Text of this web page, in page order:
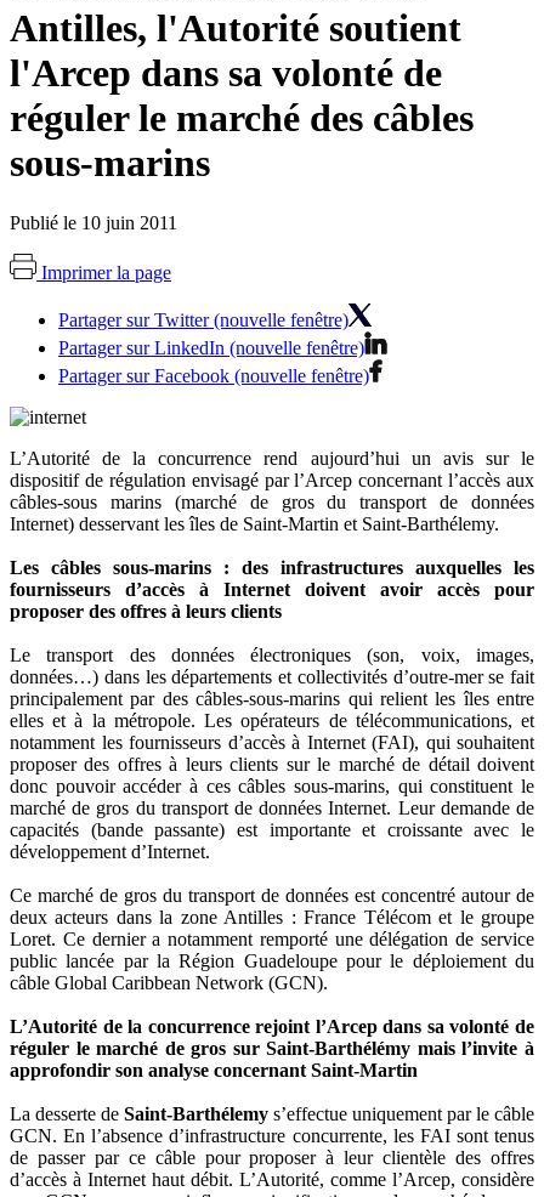
Antilles, l'Autorité soutient
l'Arcep dans sa volonté de
réguler le marché des câbles
sous-marins
Publié le 10 juin 2011
Imprimer la page
Partager sur Twitter (nouvelle fenêtre)
Partager sur LinkedIn (nouvelle fenêtre)
Partager sur Facebook (nouvelle fenêtre)
L’Autorité de la concurrence rend aujourd’hui un avis sur le
dispositif de régulation envisagé par l’Arcep concernant l’accès aux
câbles-sous marins (marché de gros du transport de données
Internet) desservant les îles de Saint-Martin et Saint-Barthélemy.
Les câbles sous-marins : des infrastructures auxquelles les
fournisseurs d’accès à Internet doivent avoir accès pour
proposer des offres à leurs clients
Le transport des données électroniques (son, voix, images,
données…) dans les départements et collectivités d’outre-mer se fait
principalement par des câbles-sous-marins qui relient les îles entre
elles et à la métropole. Les opérateurs de télécommunications, et
notamment les fournisseurs d’accès à Internet (FAI), qui souhaitent
proposer des offres à leurs clients sur le marché de détail doivent
donc pouvoir accéder à ces câbles sous-marins, qui constituent le
marché de gros du transport de données Internet. Leur demande de
capacités (bande passante) est importante et croissante avec le
développement d’Internet.
Ce marché de gros du transport de données est concentré autour de
deux acteurs dans la zone Antilles : France Télécom et le groupe
Loret. Ce dernier a notamment remporté une délégation de service
public lancée par la Région Guadeloupe pour le déploiement du
câble Global Caribbean Network (GCN).
L’Autorité de la concurrence rejoint l’Arcep dans sa volonté de
réguler le marché de gros sur Saint-Barthélémy mais l’invite à
approfondir son analyse concernant Saint-Martin
La desserte de Saint-Barthélemy s’effectue uniquement par le câble
GCN. En l’absence d’infrastructure concurrente, les FAI sont tenus
de passer par ce câble pour proposer à leur clientèle des offres
d’accès à Internet haut débit. L’Autorité, comme l’Arcep, considère